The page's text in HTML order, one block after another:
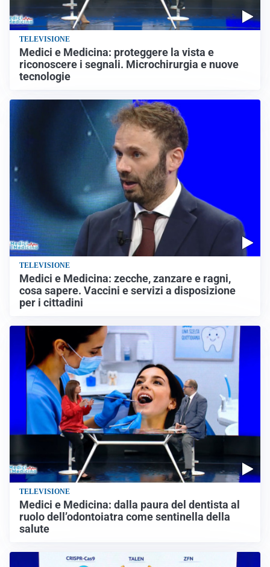
TELEVISIONE
Medici e Medicina: proteggere la vista e
riconoscere i segnali. Microchirurgia e nuove
tecnologie
TELEVISIONE
Medici e Medicina: zecche, zanzare e ragni,
cosa sapere. Vaccini e servizi a disposizione
per i cittadini
TELEVISIONE
Medici e Medicina: dalla paura del dentista al
ruolo dell’odontoiatra come sentinella della
salute